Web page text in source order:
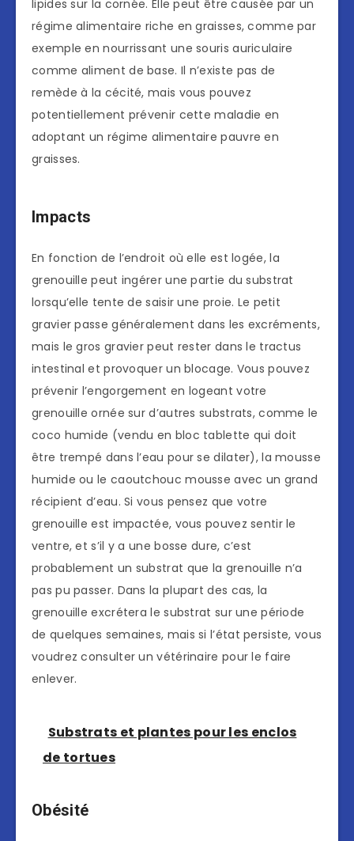
lipides sur la cornée. Elle peut être causée par un
régime alimentaire riche en graisses, comme par
exemple en nourrissant une souris auriculaire
comme aliment de base. Il n’existe pas de
remède à la cécité, mais vous pouvez
potentiellement prévenir cette maladie en
adoptant un régime alimentaire pauvre en
graisses.
Impacts
En fonction de l’endroit où elle est logée, la
grenouille peut ingérer une partie du substrat
lorsqu’elle tente de saisir une proie. Le petit
gravier passe généralement dans les excréments,
mais le gros gravier peut rester dans le tractus
intestinal et provoquer un blocage. Vous pouvez
prévenir l’engorgement en logeant votre
grenouille ornée sur d’autres substrats, comme le
coco humide (vendu en bloc tablette qui doit
être trempé dans l’eau pour se dilater), la mousse
humide ou le caoutchouc mousse avec un grand
récipient d’eau. Si vous pensez que votre
grenouille est impactée, vous pouvez sentir le
ventre, et s’il y a une bosse dure, c’est
probablement un substrat que la grenouille n’a
pas pu passer. Dans la plupart des cas, la
grenouille excrétera le substrat sur une période
de quelques semaines, mais si l’état persiste, vous
voudrez consulter un vétérinaire pour le faire
enlever.
Substrats et plantes pour les enclos
de tortues
Obésité